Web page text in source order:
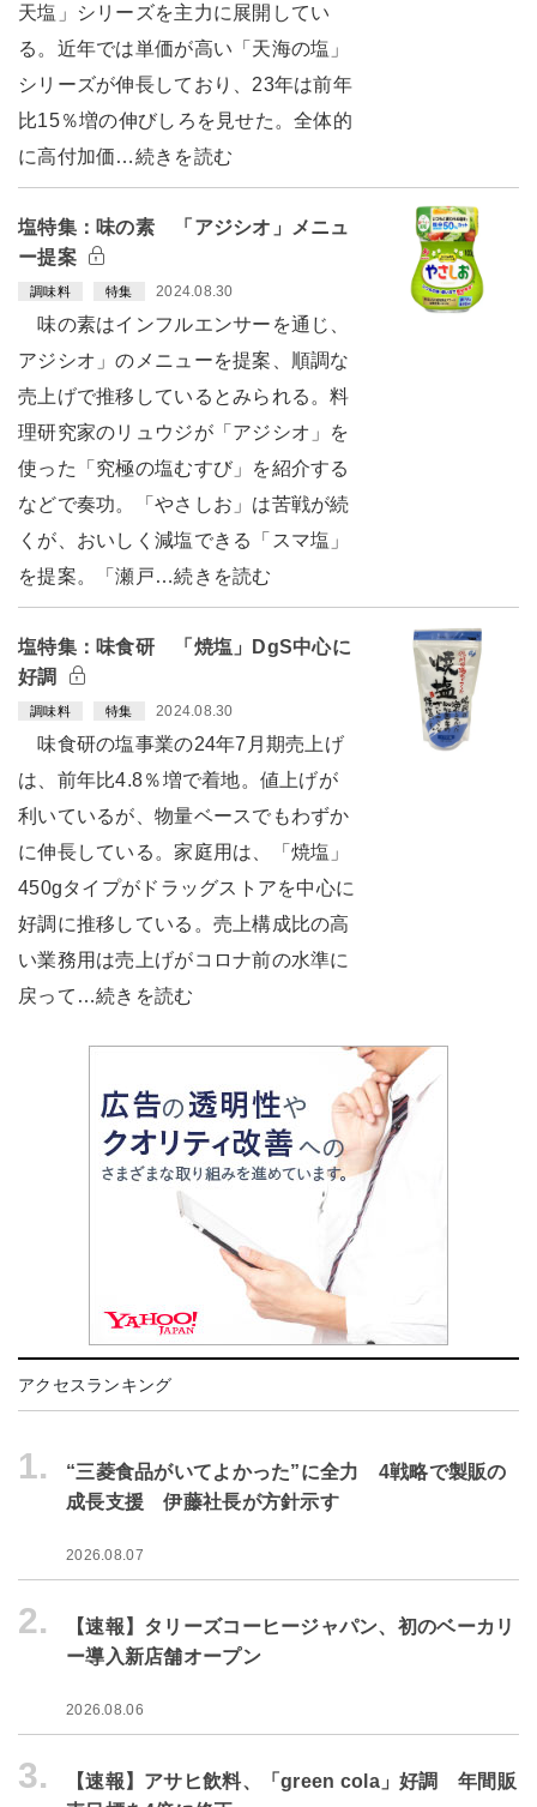
天塩」シリーズを主力に展開してい
る。近年では単価が高い「天海の塩」
シリーズが伸長しており、23年は前年
比15％増の伸びしろを見せた。全体的
に高付加価…続きを読む
塩特集：味の素 「アジシオ」メニュ
ー提案
調味料 特集 2024.08.30
味の素はインフルエンサーを通じ、
アジシオ」のメニューを提案、順調な
売上げで推移しているとみられる。料
理研究家のリュウジが「アジシオ」を
使った「究極の塩むすび」を紹介する
などで奏功。「やさしお」は苦戦が続
くが、おいしく減塩できる「スマ塩」
を提案。「瀬戸…続きを読む
塩特集：味食研 「焼塩」DgS中心に
好調
調味料 特集 2024.08.30
味食研の塩事業の24年7月期売上げ
は、前年比4.8％増で着地。値上げが
利いているが、物量ベースでもわずか
に伸長している。家庭用は、「焼塩」
450gタイプがドラッグストアを中心に
好調に推移している。売上構成比の高
い業務用は売上げがコロナ前の水準に
戻って…続きを読む
アクセスランキング
1.
“三菱食品がいてよかった”に全力 4戦略で製販の
成長支援 伊藤社長が方針示す
2026.08.07
2.
【速報】タリーズコーヒージャパン、初のベーカリ
ー導入新店舗オープン
2026.08.06
3.
【速報】アサヒ飲料、「green cola」好調 年間販